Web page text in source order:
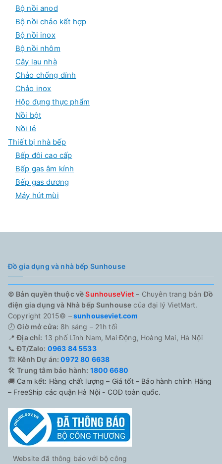
Bộ nồi anod
Bộ nồi chảo kết hợp
Bộ nồi inox
Bộ nồi nhôm
Cây lau nhà
Chảo chống dính
Chảo inox
Hộp đựng thực phẩm
Nồi bột
Nồi lẻ
Thiết bị nhà bếp
Bếp đôi cao cấp
Bếp gas âm kính
Bếp gas dương
Máy hút mùi
Đồ gia dụng và nhà bếp Sunhouse
© Bản quyền thuộc vềSunhouseViet – Chuyên trang bánĐồ
điện gia dụng và Nhà bếp Sunhouse của đại lý VietMart.
Copyright 2015© –sunhouseviet.com
🕗Giờ mở cửa: 8h sáng – 21h tối
📍Địa chỉ: 13 phố Lĩnh Nam, Mai Động, Hoàng Mai, Hà Nội
📞ĐT/Zalo: 0963 84 5533
🏗️ Kênh Dự án: 0972 80 6638
🛠️Trung tâm bảo hành: 1800 6680
🚚 Cam kết: Hàng chất lượng – Giá tốt – Bảo hành chính Hãng
– FreeShip các quận Hà Nội - COD toàn quốc.
Website đã thông báo với bộ công